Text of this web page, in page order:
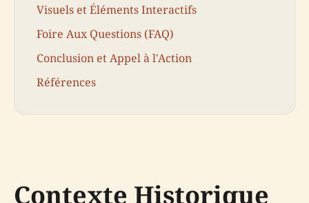
Visuels et Éléments Interactifs
Foire Aux Questions (FAQ)
Conclusion et Appel à l'Action
Références
Contexte Historique